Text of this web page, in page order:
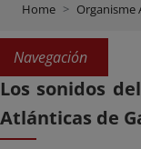
Home Organisme
Navegación
Los sonidos
Atlánticas de